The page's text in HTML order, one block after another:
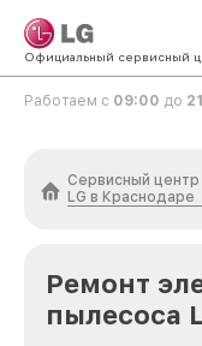
Официальный сервисный
Работаем с 09:00 до
Сервисный центр
LG в Краснодаре
Ремонт
пылесоса